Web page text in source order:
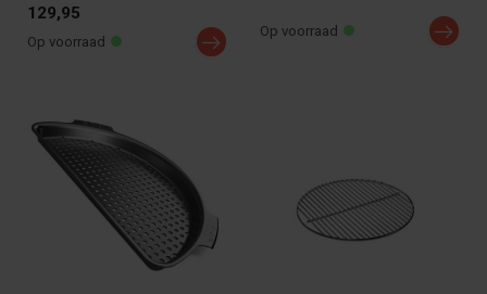
System. Maximaliseer ruim...
129,95
Op voorraad
Op voorraad